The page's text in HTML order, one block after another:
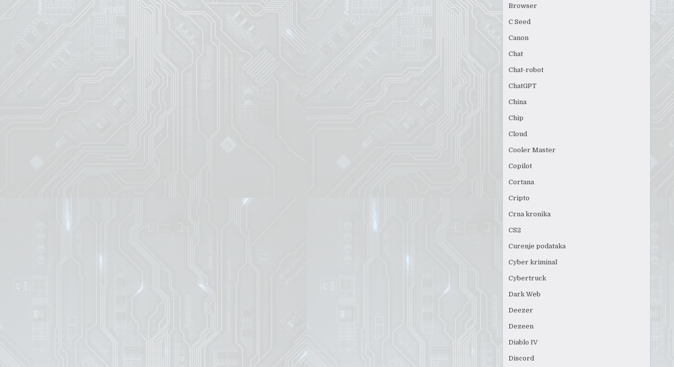
Browser
C Seed
Canon
Chat
Chat-robot
ChatGPT
China
Chip
Cloud
Cooler Master
Copilot
Cortana
Cripto
Crna kronika
CS2
Curenje podataka
Cyber kriminal
Cybertruck
Dark Web
Deezer
Dezeen
Diablo IV
Discord